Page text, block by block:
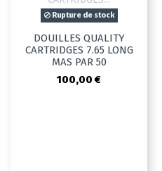
Rupture de stock
DOUILLES QUALITY
CARTRIDGES 7.65 LONG
MAS PAR 50
100,00 €